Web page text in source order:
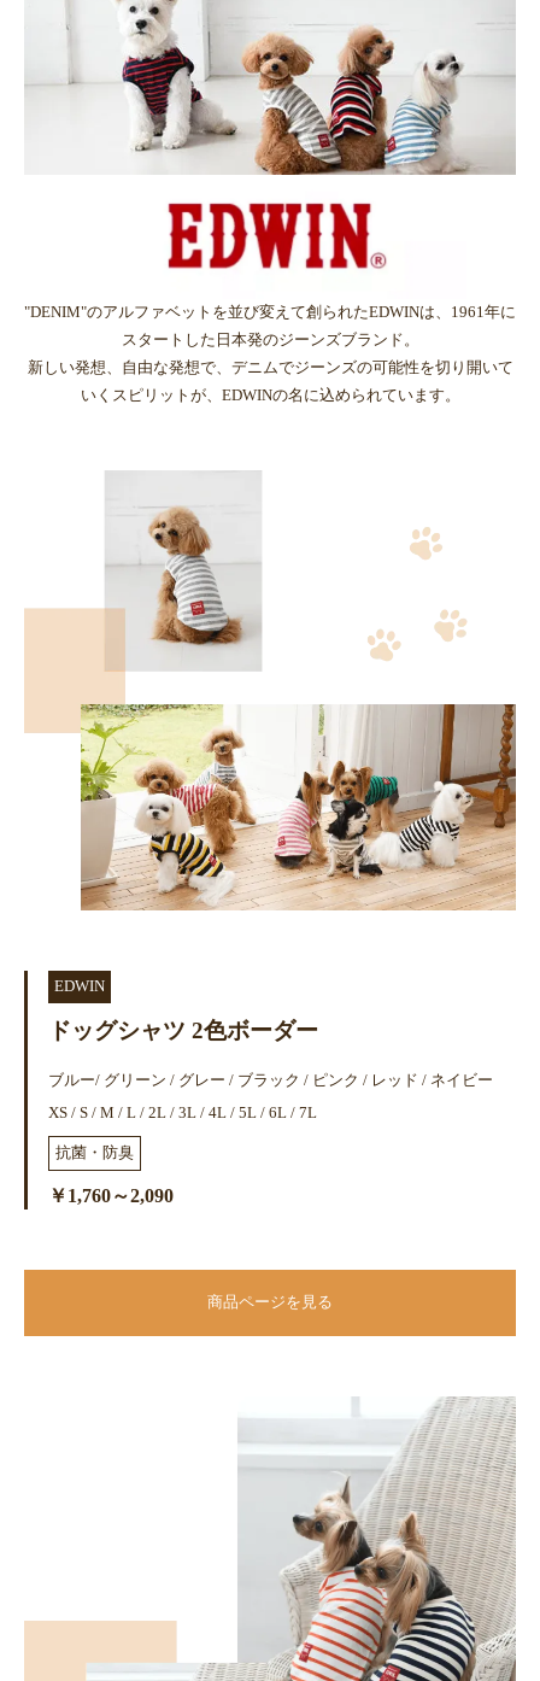
"DENIM"のアルファベットを並び変えて創られたEDWINは、1961年に
スタートした日本発のジーンズブランド。
新しい発想、自由な発想で、デニムでジーンズの可能性を切り開いて
いくスピリットが、EDWINの名に込められています。
EDWIN
ドッグシャツ 2色ボーダー
ブルー/ グリーン / グレー / ブラック / ピンク / レッド / ネイビー
XS / S / M / L / 2L / 3L / 4L / 5L / 6L / 7L
抗菌・防臭
￥1,760～2,090
商品ページを見る